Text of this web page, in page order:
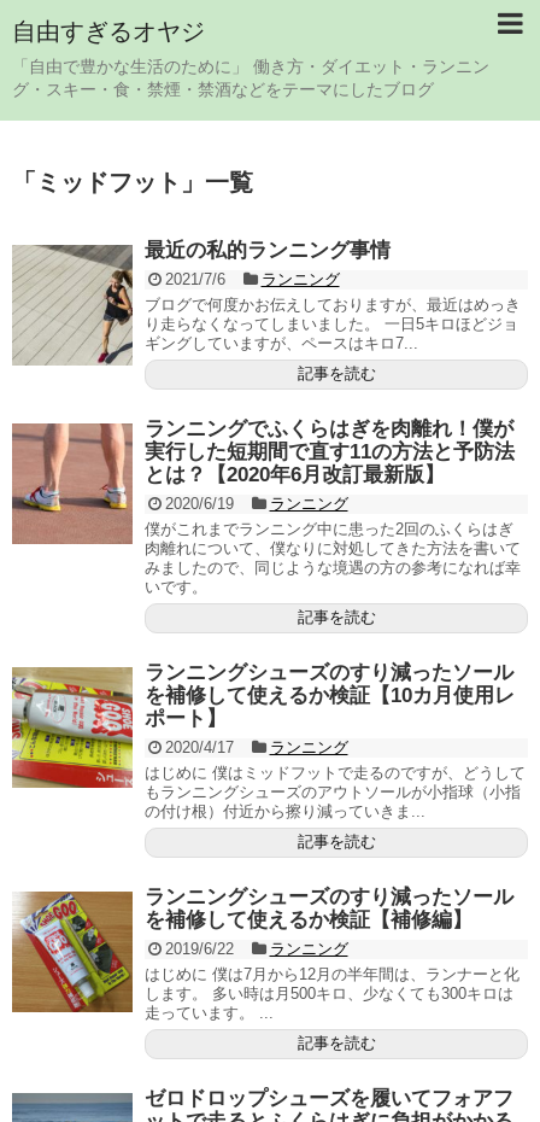
自由すぎるオヤジ
「自由で豊かな生活のために」 働き方・ダイエット・ランニン
グ・スキー・食・禁煙・禁酒などをテーマにしたブログ
「 ミッドフット 」 一覧
最近の私的ランニング事情
2021/7/6
ランニング
ブログで何度かお伝えしておりますが、最近はめっき
り走らなくなってしまいました。 一日5キロほどジョ
ギングしていますが、ペースはキロ7...
記事を読む
ランニングでふくらはぎを肉離れ！僕が
実行した短期間で直す11の方法と予防法
とは？【2020年6月改訂最新版】
2020/6/19
ランニング
僕がこれまでランニング中に患った2回のふくらはぎ
肉離れについて、僕なりに対処してきた方法を書いて
みましたので、同じような境遇の方の参考になれば幸
いです。
記事を読む
ランニングシューズのすり減ったソール
を補修して使えるか検証【10カ月使用レ
ポート】
2020/4/17
ランニング
はじめに 僕はミッドフットで走るのですが、どうして
もランニングシューズのアウトソールが小指球（小指
の付け根）付近から擦り減っていきま...
記事を読む
ランニングシューズのすり減ったソール
を補修して使えるか検証【補修編】
2019/6/22
ランニング
はじめに 僕は7月から12月の半年間は、ランナーと化
します。 多い時は月500キロ、少なくても300キロは
走っています。 ...
記事を読む
ゼロドロップシューズを履いてフォアフ